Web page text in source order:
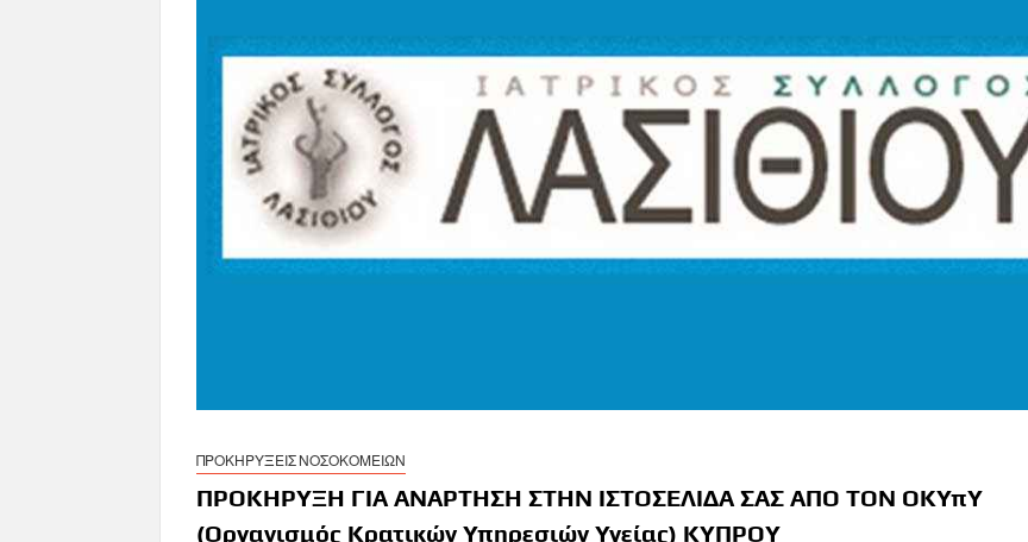
ΠΡΟΚΗΡΥΞΕΙΣ ΝΟΣΟΚΟΜΕΙΩΝ
ΠΡΟΚΗΡΥΞΗ ΓΙΑ ΑΝΑΡΤΗΣΗ ΣΤΗΝ ΙΣΤΟΣΕΛΙΔΑ ΣΑΣ ΑΠΟ ΤΟΝ ΟΚΥπΥ
(Οργανισμός Κρατικών Υπηρεσιών Υγείας) ΚΥΠΡΟΥ